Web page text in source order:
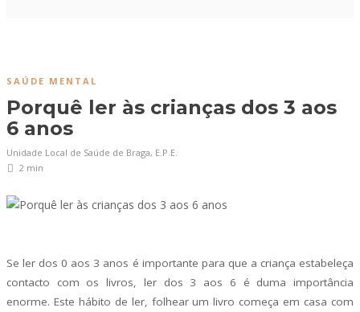
SAÚDE MENTAL
Porquê ler às crianças dos 3 aos
6 anos
Unidade Local de Saúde de Braga, E.P.E.
2 min
Se ler dos 0 aos 3 anos é importante para que a criança estabeleça
contacto com os livros, ler dos 3 aos 6 é duma importância
enorme. Este hábito de ler, folhear um livro começa em casa com